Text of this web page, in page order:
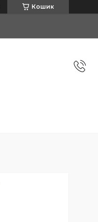
Кошик